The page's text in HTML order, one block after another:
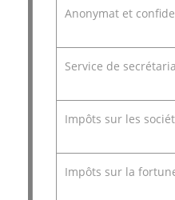
Anonymat et
Service de
Impôts sur les
Impôts sur la